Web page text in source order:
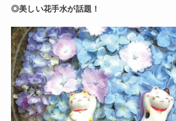
◎美しい花手水が話題！